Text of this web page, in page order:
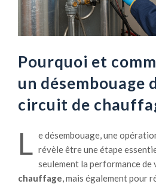
Pourquoi et
un désembouage
circuit de
L e désembouage, une
révèle être une étape
seulement la performance de
chauffage, mais également pour